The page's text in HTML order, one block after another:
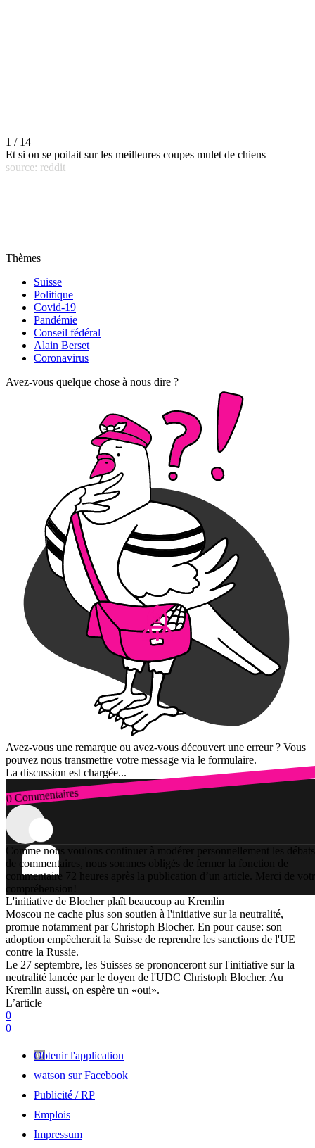
1 / 14
Et si on se poilait sur les meilleures coupes mulet de chiens
source: reddit
Thèmes
Suisse
Politique
Covid-19
Pandémie
Conseil fédéral
Alain Berset
Coronavirus
Avez-vous quelque chose à nous dire ?
Avez-vous une remarque ou avez-vous découvert une erreur ? Vous
pouvez nous transmettre votre message via le formulaire.
La discussion est chargée...
0 Commentaires
Connexion
Comme nous voulons continuer à modérer personnellement les débats
de commentaires, nous sommes obligés de fermer la fonction de
commentaire 72 heures après la publication d’un article. Merci de
compréhension!
L'initiative de Blocher plaît beaucoup au Kremlin
Moscou ne cache plus son soutien à l'initiative sur la neutralité,
promue notamment par Christoph Blocher. En pour cause: son
adoption empêcherait la Suisse de reprendre les sanctions de l'UE
contre la Russie.
Le 27 septembre, les Suisses se prononceront sur l'initiative sur la
neutralité lancée par le doyen de l'UDC Christoph Blocher. Au
Kremlin aussi, on espère un «oui».
L’article
0
0
Obtenir l'application
watson sur Facebook
Publicité / RP
Emplois
Impressum